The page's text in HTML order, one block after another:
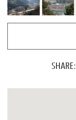
SHARE: